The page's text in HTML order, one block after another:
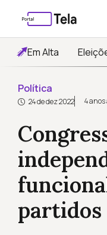
Em Alta
Política
24 de dez 2022 4
partidos